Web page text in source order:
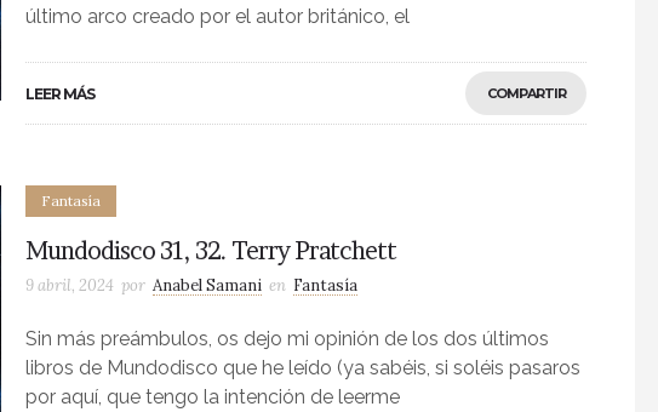
último arco creado por el autor británico, el
LEER MÁS COMPARTIR
Fantasía
Mundodisco 31, 32. Terry Pratchett
9 abril, 2024 por Anabel Samani en Fantasía
Sin más preámbulos, os dejo mi opinión de los dos últimos
libros de Mundodisco que he leído (ya sabéis, si soléis pasaros
por aquí, que tengo la intención de leerme